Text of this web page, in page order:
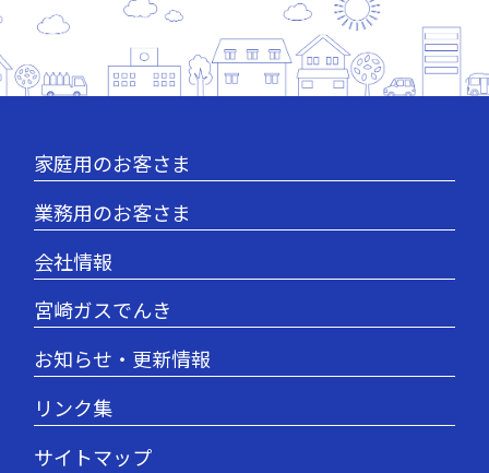
家庭用のお客さま
業務用のお客さま
会社情報
宮崎ガスでんき
お知らせ・更新情報
リンク集
サイトマップ